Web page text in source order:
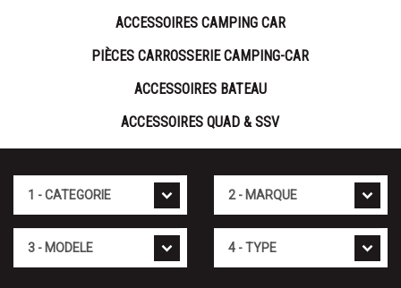
ACCESSOIRES CAMPING CAR
PIÈCES CARROSSERIE CAMPING-CAR
ACCESSOIRES BATEAU
ACCESSOIRES QUAD & SSV